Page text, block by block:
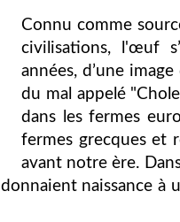
Connu comme
civilisations, l'œuf
années, d’une
du mal appelé
dans les fermes
fermes grecques et
avant notre ère.
naissance